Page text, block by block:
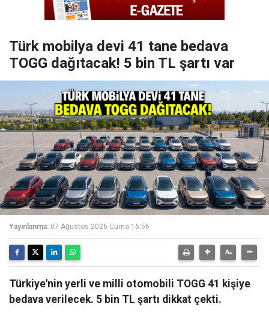
Türk mobilya devi 41 tane bedava
TOGG dağıtacak! 5 bin TL şartı var
Yayınlanma: 07 Ağustos 2026 Cuma 16:56
Türkiye'nin yerli ve milli otomobili TOGG 41 kişiye
bedava verilecek. 5 bin TL şartı dikkat çekti.